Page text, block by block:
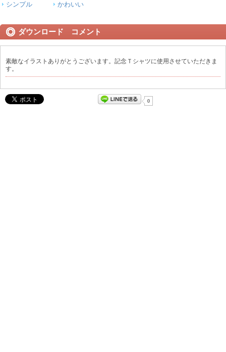
シンプル かわいい
ダウンロード コメント
素敵なイラストありがとうございます。記念Ｔシャツに使用させていただきま
す。
0